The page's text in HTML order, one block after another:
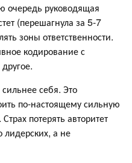
очередь руководящая
(перешагнула за 5-7
зоны ответственности.
кодирование с
себя. Это
по-настоящему сильную
потерять авторитет
лидерских, а не